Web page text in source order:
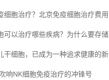
细胞治疗？北京免疫细胞治疗费用
可以治疗哪些疾病？为什么要存储
干细胞，已成为一种追求健康的新
响NK细胞免疫治疗的冲锋号